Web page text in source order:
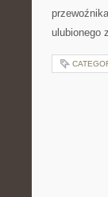
ulubionego